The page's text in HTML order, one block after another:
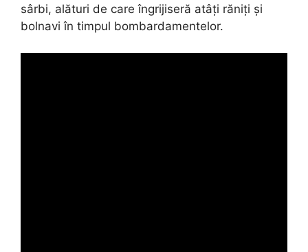
sârbi, alături de care îngrijiseră atâți răniți și
bolnavi în timpul bombardamentelor.